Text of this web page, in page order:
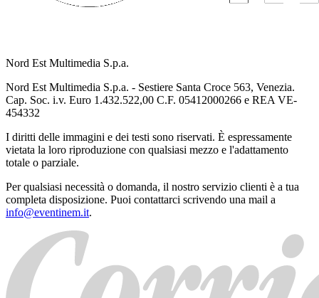
Nord Est Multimedia S.p.a.
Nord Est Multimedia S.p.a. - Sestiere Santa Croce 563, Venezia.
Cap. Soc. i.v. Euro 1.432.522,00 C.F. 05412000266 e REA VE-
454332
I diritti delle immagini e dei testi sono riservati. È espressamente
vietata la loro riproduzione con qualsiasi mezzo e l'adattamento
totale o parziale.
Per qualsiasi necessità o domanda, il nostro servizio clienti è a tua
completa disposizione. Puoi contattarci scrivendo una mail a
info@eventinem.it.